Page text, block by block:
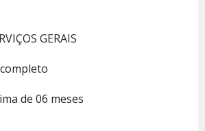
GERAIS
de 06 meses